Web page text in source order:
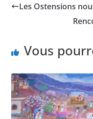
Les Ostensions
Vous